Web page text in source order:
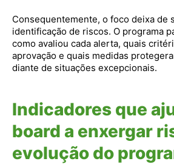
Consequentemente, o foco deixa de
identificação de riscos. O programa
como avaliou cada alerta, quais
aprovação e quais medidas
diante de situações excepcionais.
Indicadores que
board a enxergar
evolução do